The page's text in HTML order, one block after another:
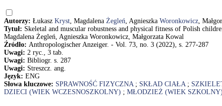
Autorzy: Łukasz Kryst, Magdalena Żegleń, Agnieszka Woronkowicz,
Tytuł: Skeletal and muscular robustness and physical fitness of Polish
Magdalena Żegleń, Agnieszka Woronkowicz, Małgorzata Kowal
Źródło: Anthropologischer Anzeiger. - Vol. 73, no. 3 (2022), s. 277-287
Uwagi: 2 ryc., 3 tab.
Uwagi: Bibliogr. s. 287
Uwagi: Streszcz. ang.
Język: ENG
Słowa kluczowe: SPRAWNOŚĆ FIZYCZNA; SKŁAD CIAŁA;
DZIECI (WIEK WCZESNOSZKOLNY) ; MŁODZIEŻ (WIEK